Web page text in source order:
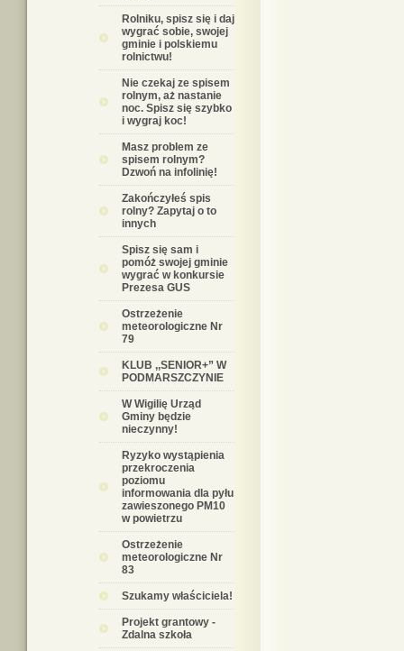
Rolniku, spisz się i daj
wygrać sobie, swojej
gminie i polskiemu
rolnictwu!
Nie czekaj ze spisem
rolnym, aż nastanie
noc. Spisz się szybko
i wygraj koc!
Masz problem ze
spisem rolnym?
Dzwoń na infolinię!
Zakończyłeś spis
rolny? Zapytaj o to
innych
Spisz się sam i
pomóż swojej gminie
wygrać w konkursie
Prezesa GUS
Ostrzeżenie
meteorologiczne Nr
79
KLUB ,,SENIOR+” W
PODMARSZCZYNIE
W Wigilię Urząd
Gminy będzie
nieczynny!
Ryzyko wystąpienia
przekroczenia
poziomu
informowania dla pyłu
zawieszonego PM10
w powietrzu
Ostrzeżenie
meteorologiczne Nr
83
Szukamy właściciela!
Projekt grantowy -
Zdalna szkoła